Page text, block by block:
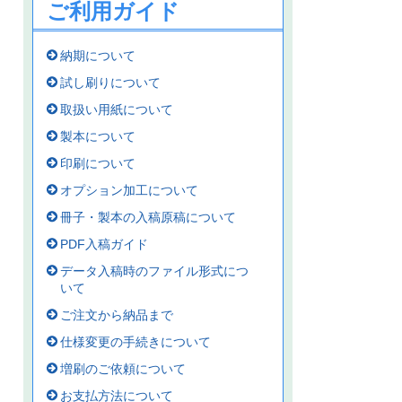
ご利用ガイド
納期について
試し刷りについて
取扱い用紙について
製本について
印刷について
オプション加工について
冊子・製本の入稿原稿について
PDF入稿ガイド
データ入稿時のファイル形式につ
いて
ご注文から納品まで
仕様変更の手続きについて
増刷のご依頼について
お支払方法について